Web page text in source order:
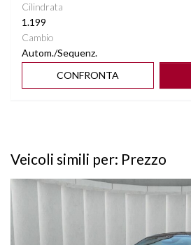
Cilindrata
1.199
Cambio
Autom./Sequenz.
CONFRONTA
Veicoli simili per: Prezzo
Vedi dettagli